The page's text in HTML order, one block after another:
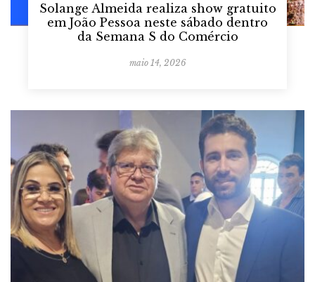
Solange Almeida realiza show gratuito
em João Pessoa neste sábado dentro
da Semana S do Comércio
maio 14, 2026